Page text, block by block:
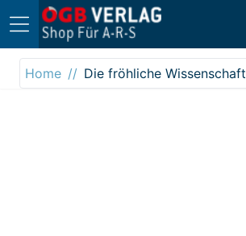
Direkt zum Inhalt
Home
Die fröhliche Wissenschaft